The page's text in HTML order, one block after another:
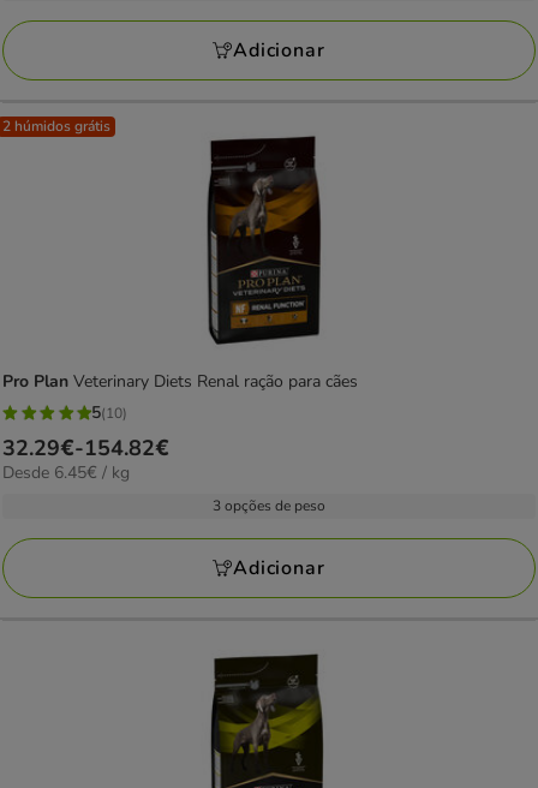
avaliações
148.94€
Adicionar
2 húmidos grátis
Pro Plan Veterinary Diets Renal ração para cães
5
estrelas
com
avaliações
5(10)
Preço
de
154.82€
32.29€-154.82€
6.45€
Desde 6.45€ / kg
3 opções de peso
Adicionar